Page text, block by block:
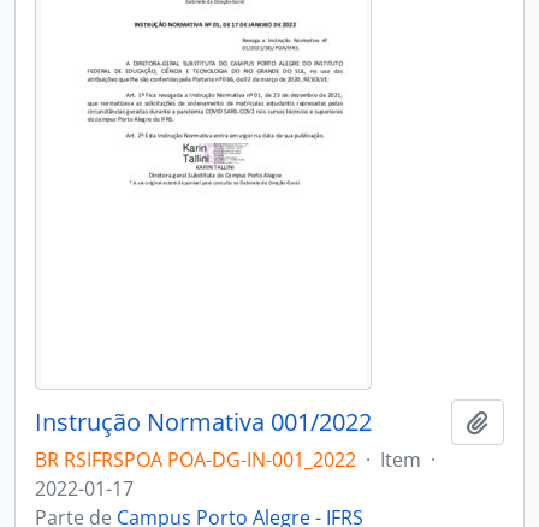
Instrução Normativa 001/2022
BR RSIFRSPOA POA-DG-IN-001_2022 · Item ·
2022-01-17
Parte de Campus Porto Alegre - IFRS